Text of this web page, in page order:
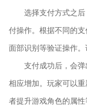
选择支付方式之
付操作。根据不同的
面部识别等验证操作。
支付成功后，会
相应增加。玩家可以
者提升游戏角色的属性